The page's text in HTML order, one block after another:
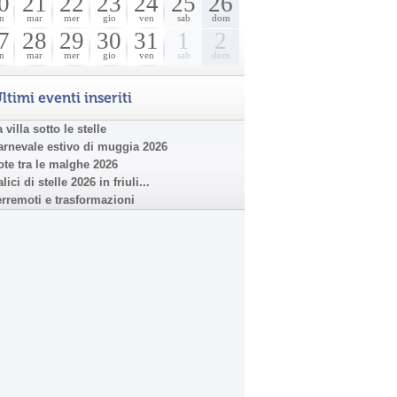
mar mer gio ven sab dom
28
mar
29
mer
30
gio
31
ven
1
sab
2
dom
eventi inseriti
villa sotto le stelle
estivo di muggia 2026
tra le malghe 2026
di stelle 2026 in friuli...
e trasformazioni